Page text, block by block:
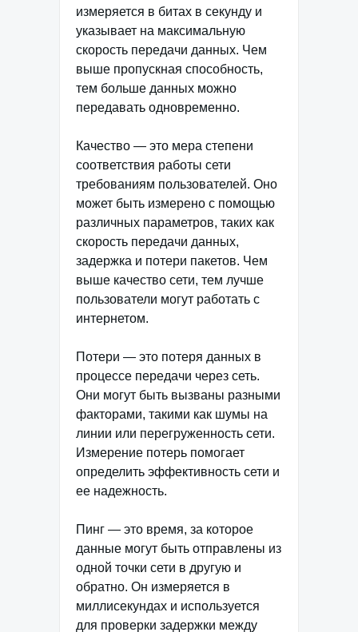
измеряется в битах в секунду и
указывает на максимальную
скорость передачи данных. Чем
выше пропускная способность,
тем больше данных можно
передавать одновременно.
Качество — это мера степени
соответствия работы сети
требованиям пользователей. Оно
может быть измерено с помощью
различных параметров, таких как
скорость передачи данных,
задержка и потери пакетов. Чем
выше качество сети, тем лучше
пользователи могут работать с
интернетом.
Потери — это потеря данных в
процессе передачи через сеть.
Они могут быть вызваны разными
факторами, такими как шумы на
линии или перегруженность сети.
Измерение потерь помогает
определить эффективность сети и
ее надежность.
Пинг — это время, за которое
данные могут быть отправлены из
одной точки сети в другую и
обратно. Он измеряется в
миллисекундах и используется
для проверки задержки между